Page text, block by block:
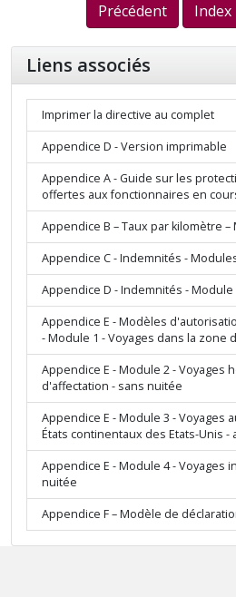
Précédent Index
Liens associés
Imprimer la directive au complet
Appendice D - Version imprimable
Appendice A - Guide sur les
offertes aux fonctionnaires en
Appendice B – Taux par kilomètre –
Appendice C - Indemnités -
Appendice D - Indemnités - Module
Appendice E - Modèles
- Module 1 - Voyages dans la zone
Appendice E - Module 2 - Voyages
d'affectation - sans nuitée
Appendice E - Module 3 - Voyages
États continentaux des Etats-Unis -
Appendice E - Module 4 - Voyages
nuitée
Appendice F – Modèle de